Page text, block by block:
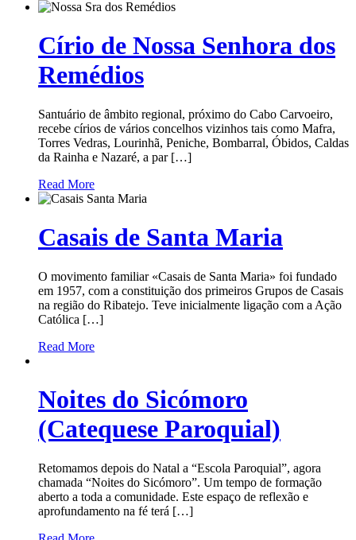
Círio de Nossa Senhora dos
Remédios
Santuário de âmbito regional, próximo do Cabo Carvoeiro,
recebe círios de vários concelhos vizinhos tais como Mafra,
Torres Vedras, Lourinhã, Peniche, Bombarral, Óbidos, Caldas
da Rainha e Nazaré, a par […]
Read More
Casais de Santa Maria
O movimento familiar «Casais de Santa Maria» foi fundado
em 1957, com a constituição dos primeiros Grupos de Casais
na região do Ribatejo. Teve inicialmente ligação com a Ação
Católica […]
Read More
Noites do Sicómoro
(Catequese Paroquial)
Retomamos depois do Natal a “Escola Paroquial”, agora
chamada “Noites do Sicómoro”. Um tempo de formação
aberto a toda a comunidade. Este espaço de reflexão e
aprofundamento na fé terá […]